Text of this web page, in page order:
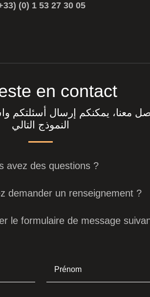
(0) 1 53 27 30 05
en contact
معنا، يمكنكم إرسال أسئلتكم
النموذج التالي
avez des questions ?
demander un renseignement ?
le formulaire de message